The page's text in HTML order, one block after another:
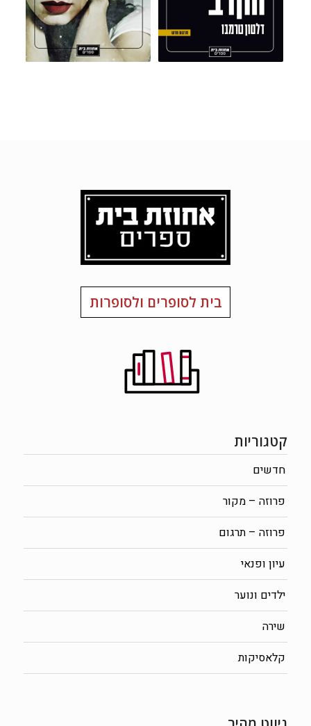
בית לסופרים ולסופרות
קטגוריות
חדשים
פרוזה – מקור
פרוזה – תרגום
עיון ופנאי
ילדים ונוער
שירה
קלאסיקות